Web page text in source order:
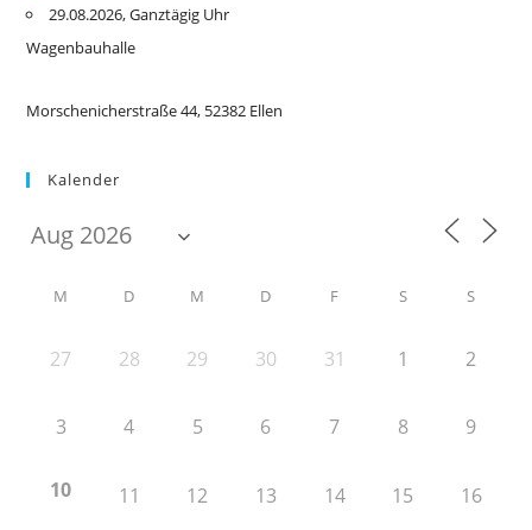
29.08.2026, Ganztägig Uhr
Wagenbauhalle
Morschenicherstraße 44, 52382 Ellen
Kalender
M D M D F S S
27 28 29 30 31 1 2
3 4 5 6 7 8 9
10 11 12 13 14 15 16